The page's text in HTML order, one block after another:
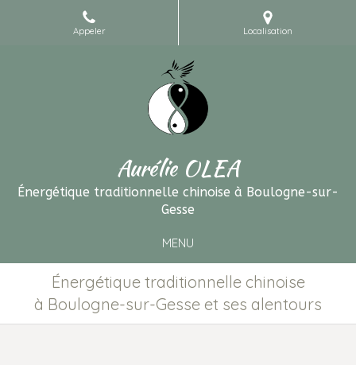
Appeler Localisation
Aurélie OLEA
Énergétique traditionnelle chinoise à Boulogne-sur-
Gesse
MENU
Énergétique traditionnelle chinoise
à Boulogne-sur-Gesse et ses alentours